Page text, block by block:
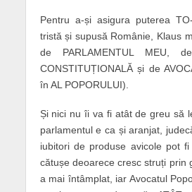
Pentru a-și asigura puterea
tristă și supusă Românie, Klaus
de PARLAMENTUL MEU,
CONSTITUȚIONALĂ și de
în AL POPORULUI).
Și nici nu îi va fi atât de greu să
parlamentul e ca și aranjat,
iubitori de produse avicole pot
cătușe deoarece cresc struți prin
a mai întâmplat, iar Avocatul